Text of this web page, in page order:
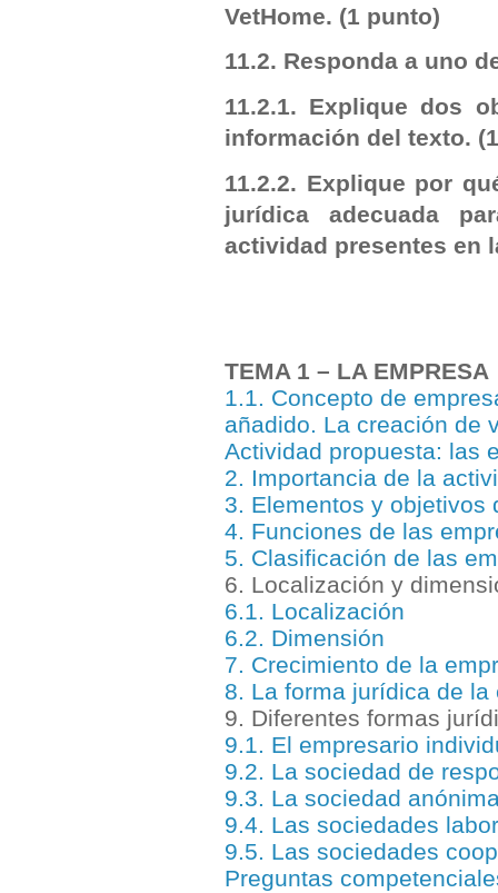
VetHome. (1 punto)
11.2. Responda a uno
11.2.1. Explique dos
información del texto.
11.2.2. Explique por
jurídica adecuada
actividad presentes en
TEMA 1 – LA EMPRESA
1.1. Concepto de
añadido. La creación de
Actividad propuesta: las
2. Importancia de la
3. Elementos y objetivos
4. Funciones de las
5. Clasificación de las
6. Localización y
6.1. Localización
6.2. Dimensión
7. Crecimiento de la
8. La forma jurídica de
9. Diferentes formas
9.1. El empresario
9.2. La sociedad de
9.3. La sociedad
9.4. Las sociedades
9.5. Las sociedades
Preguntas